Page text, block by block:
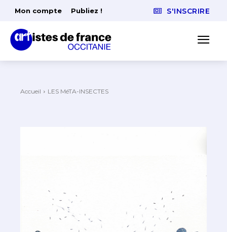
Mon compte Publiez ! S'INSCRIRE
Accueil LES MéTA-INSECTES